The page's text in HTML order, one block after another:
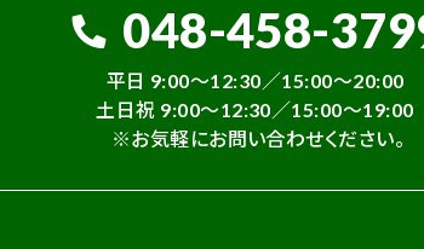
048-458-
平日 9:00～12:30／15:00～20:00
土日祝 9:00～12:30／15:00～19:00
※お気軽にお問い合わせください。